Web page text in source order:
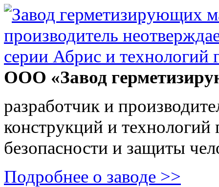
ООО «Завод
разработчик и
конструкций и
безопасности и защиты
Подробнее о заводе >>